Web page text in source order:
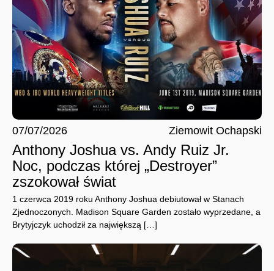
07/07/2026 Ziemowit Ochapski
Anthony Joshua vs. Andy Ruiz Jr.
Noc, podczas której „Destroyer”
zszokował świat
1 czerwca 2019 roku Anthony Joshua debiutował w Stanach
Zjednoczonych. Madison Square Garden zostało wyprzedane, a
Brytyjczyk uchodził za największą […]